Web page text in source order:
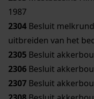
1987
2304 Besluit
uitbreiden van het
2305 Besluit
2306 Besluit
2307 Besluit